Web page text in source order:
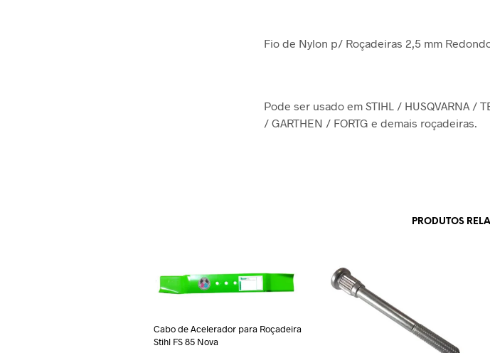
Fio de Nylon p/ Roçadeiras 2,5 mm
Pode ser usado em STIHL / HUSQVARNA /
/ GARTHEN / FORTG e demais roçadeiras.
PRODUTOS
Cabo de Acelerador para Roçadeira
Stihl FS 85 Nova